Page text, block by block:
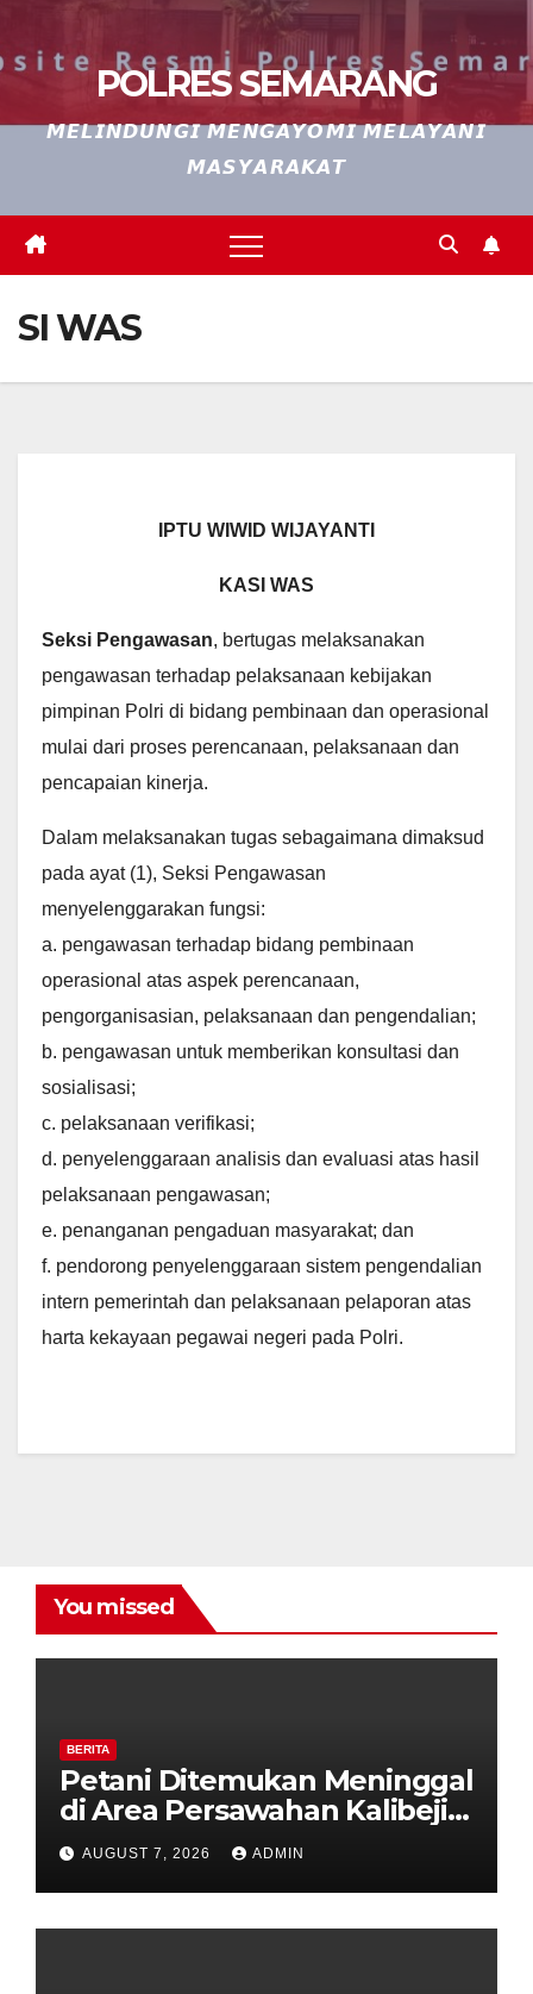
POLRES SEMARANG
𝙈𝙀𝙇𝙄𝙉𝘿𝙐𝙉𝙂𝙄 𝙈𝙀𝙉𝙂𝘼𝙔𝙊𝙈𝙄 𝙈𝙀𝙇𝘼𝙔𝘼𝙉𝙄
𝙈𝘼𝙎𝙔𝘼𝙍𝘼𝙆𝘼𝙏
SI WAS
IPTU WIWID WIJAYANTI
KASI WAS
Seksi Pengawasan, bertugas melaksanakan
pengawasan terhadap pelaksanaan kebijakan
pimpinan Polri di bidang pembinaan dan operasional
mulai dari proses perencanaan, pelaksanaan dan
pencapaian kinerja.
Dalam melaksanakan tugas sebagaimana dimaksud
pada ayat (1), Seksi Pengawasan
menyelenggarakan fungsi:
a. pengawasan terhadap bidang pembinaan
operasional atas aspek perencanaan,
pengorganisasian, pelaksanaan dan pengendalian;
b. pengawasan untuk memberikan konsultasi dan
sosialisasi;
c. pelaksanaan verifikasi;
d. penyelenggaraan analisis dan evaluasi atas hasil
pelaksanaan pengawasan;
e. penanganan pengaduan masyarakat; dan
f. pendorong penyelenggaraan sistem pengendalian
intern pemerintah dan pelaksanaan pelaporan atas
harta kekayaan pegawai negeri pada Polri.
You missed
BERITA
Petani Ditemukan Meninggal
di Area Persawahan Kalibeji,
Polisi Pastikan Tidak Ada
Tanda Kekerasan
AUGUST 7, 2026 ADMIN